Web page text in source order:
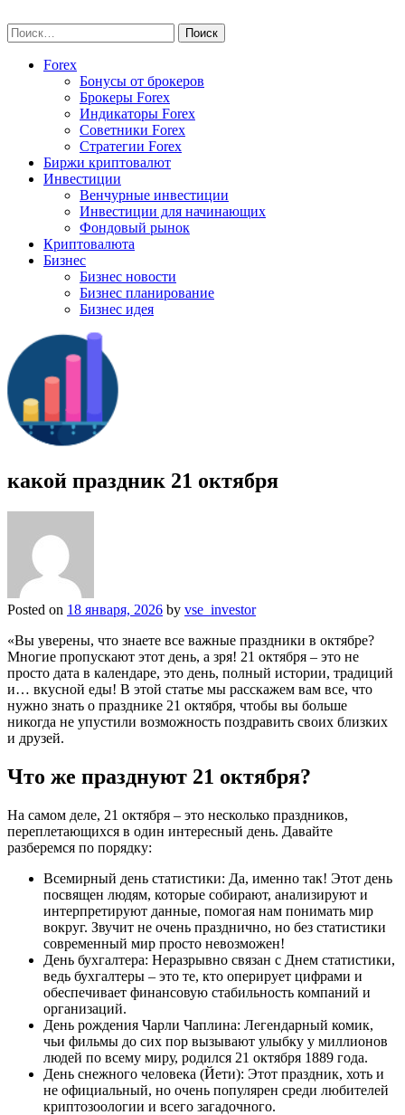
to
content
Найти:
Forex
Бонусы от брокеров
Брокеры Forex
Индикаторы Forex
Советники Forex
Стратегии Forex
Биржи криптовалют
Инвестиции
Венчурные инвестиции
Инвестиции для начинающих
Фондовый рынок
Криптовалюта
Бизнес
Бизнес новости
Бизнес планирование
Бизнес идея
какой праздник 21 октября
Posted on 18 января, 2026 by vse_investor
«Вы уверены, что знаете все важные праздники в октябре?
Многие пропускают этот день, а зря! 21 октября – это не
просто дата в календаре, это день, полный истории, традиций
и… вкусной еды! В этой статье мы расскажем вам все, что
нужно знать о празднике 21 октября, чтобы вы больше
никогда не упустили возможность поздравить своих близких
и друзей.
Что же празднуют 21 октября?
На самом деле, 21 октября – это несколько праздников,
переплетающихся в один интересный день. Давайте
разберемся по порядку:
Всемирный день статистики: Да, именно так! Этот день
посвящен людям, которые собирают, анализируют и
интерпретируют данные, помогая нам понимать мир
вокруг. Звучит не очень празднично, но без статистики
современный мир просто невозможен!
День бухгалтера: Неразрывно связан с Днем статистики,
ведь бухгалтеры – это те, кто оперирует цифрами и
обеспечивает финансовую стабильность компаний и
организаций.
День рождения Чарли Чаплина: Легендарный комик,
чьи фильмы до сих пор вызывают улыбку у миллионов
людей по всему миру, родился 21 октября 1889 года.
День снежного человека (Йети): Этот праздник, хоть и
не официальный, но очень популярен среди любителей
криптозоологии и всего загадочного.